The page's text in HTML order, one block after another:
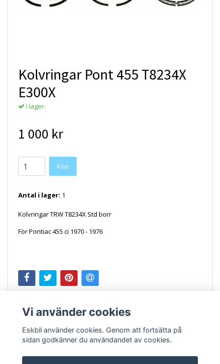
Kolvringar Pont 455 T8234X
E300X
I lager.
1 000 kr
Antal i lager: 1
Kolvringar TRW T8234X Std borr
För Pontiac 455 ci 1970 - 1976
Vi använder cookies
Eskbil använder cookies. Genom att fortsätta på
sidan godkänner du användandet av cookies.